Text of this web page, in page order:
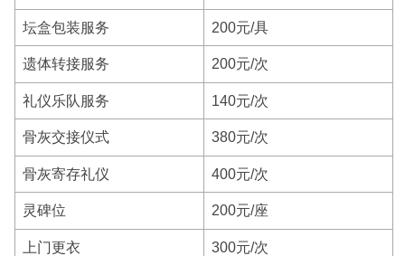
坛盒包装服务 200元/具
遗体转接服务 200元/次
礼仪乐队服务 140元/次
骨灰交接仪式 380元/次
骨灰寄存礼仪 400元/次
灵碑位 200元/座
上门更衣 300元/次